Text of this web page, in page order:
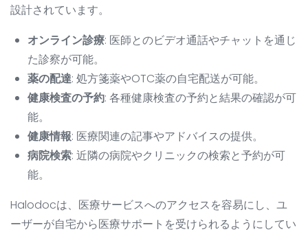
設計されています。
オンライン診療: 医師とのビデオ通話やチャットを通じ
た診察が可能。
薬の配達: 処方箋薬やOTC薬の自宅配送が可能。
健康検査の予約: 各種健康検査の予約と結果の確認が可
能。
健康情報: 医療関連の記事やアドバイスの提供。
病院検索: 近隣の病院やクリニックの検索と予約が可
能。
Halodocは、医療サービスへのアクセスを容易にし、ユ
ーザーが自宅から医療サポートを受けられるようにしてい